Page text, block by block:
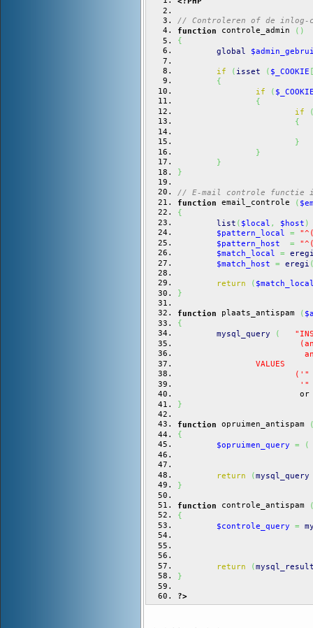
// Controleren of de inlog-
function controle_admin ( )
{
global
if ( isset ( $_COOKIE
{
if
(
{
if
{
}
}
}
}
// E-mail controle functie
function email_controle (
{
list ( $local , $host )
$pattern_local
=
$pattern_host
=
$match_local
=
$match_host
= eregi
return (
}
function plaats_antispam (
{
mysql_query
(
		VALUES
			('"
			 '"
}
function opruimen_antispam
{
$opruimen_query
= (
return (mysql_query
}
function controle_antispam
{
$controle_query
=
return (
}
?>